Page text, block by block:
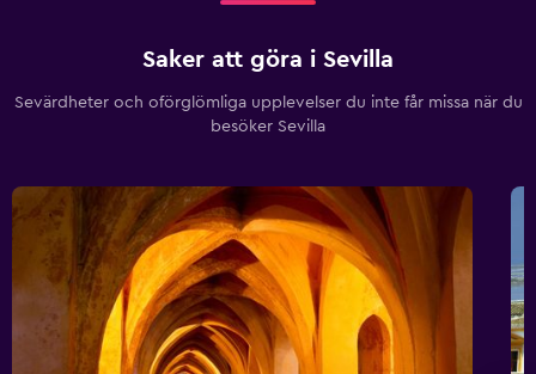
Saker att göra i Sevilla
Sevärdheter och oförglömliga upplevelser du inte får missa när du
besöker Sevilla